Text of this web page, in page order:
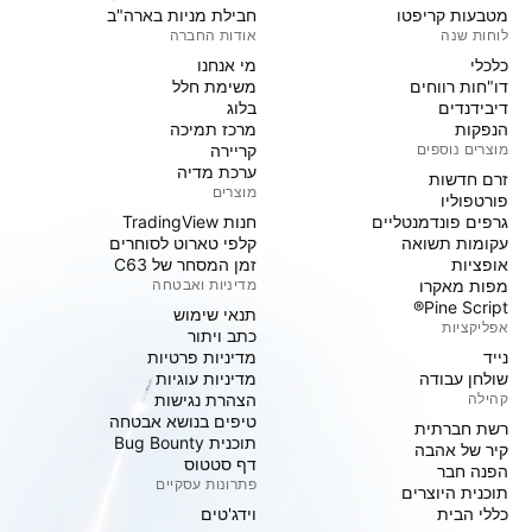
מטבעות קריפטו
לוחות שנה
כלכלי
דו"חות רווחים
דיבידנדים
הנפקות
מוצרים נוספים
זרם חדשות
פורטפוליו
גרפים פונדמנטליים
עקומות תשואה
אופציות
מפות מאקרו
Pine Script®
אפליקציות
נייד
שולחן עבודה
קהילה
רשת חברתית
קיר של אהבה
הפנה חבר
תוכנית היוצרים
כללי הבית
חבילת מניות בארה"ב
אודות החברה
מי אנחנו
משימת חלל
בלוג
מרכז תמיכה
קריירה
ערכת מדיה
מוצרים
חנות TradingView
קלפי טארוט לסוחרים
זמן המסחר של C63
מדיניות ואבטחה
תנאי שימוש
כתב ויתור
מדיניות פרטיות
מדיניות עוגיות
הצהרת נגישות
טיפים בנושא אבטחה
תוכנית Bug Bounty
דף סטטוס
פתרונות עסקיים
וידג'טים